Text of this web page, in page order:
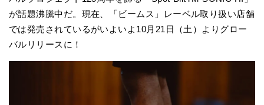
が話題沸騰中だ。現在、「ビームス」レーベル取り扱い店舗
では発売されているがいよいよ10月21日（土）よりグロー
バルリリースに！